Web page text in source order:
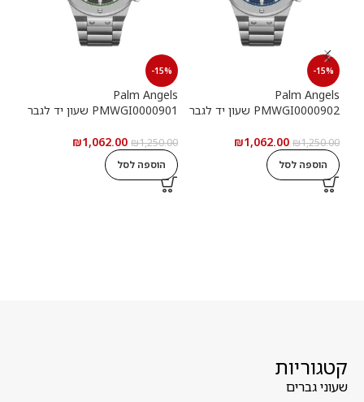
-15%
Palm Angels
PMWGI0000902 שעון יד לגבר
₪1,250.00
₪1,062.00
הוספה לסל
-15%
Palm Angels
PMWGI0000901 שעון יד לגבר
₪1,250.00
₪1,062.00
הוספה לסל
קטגוריות
שעוני גברים